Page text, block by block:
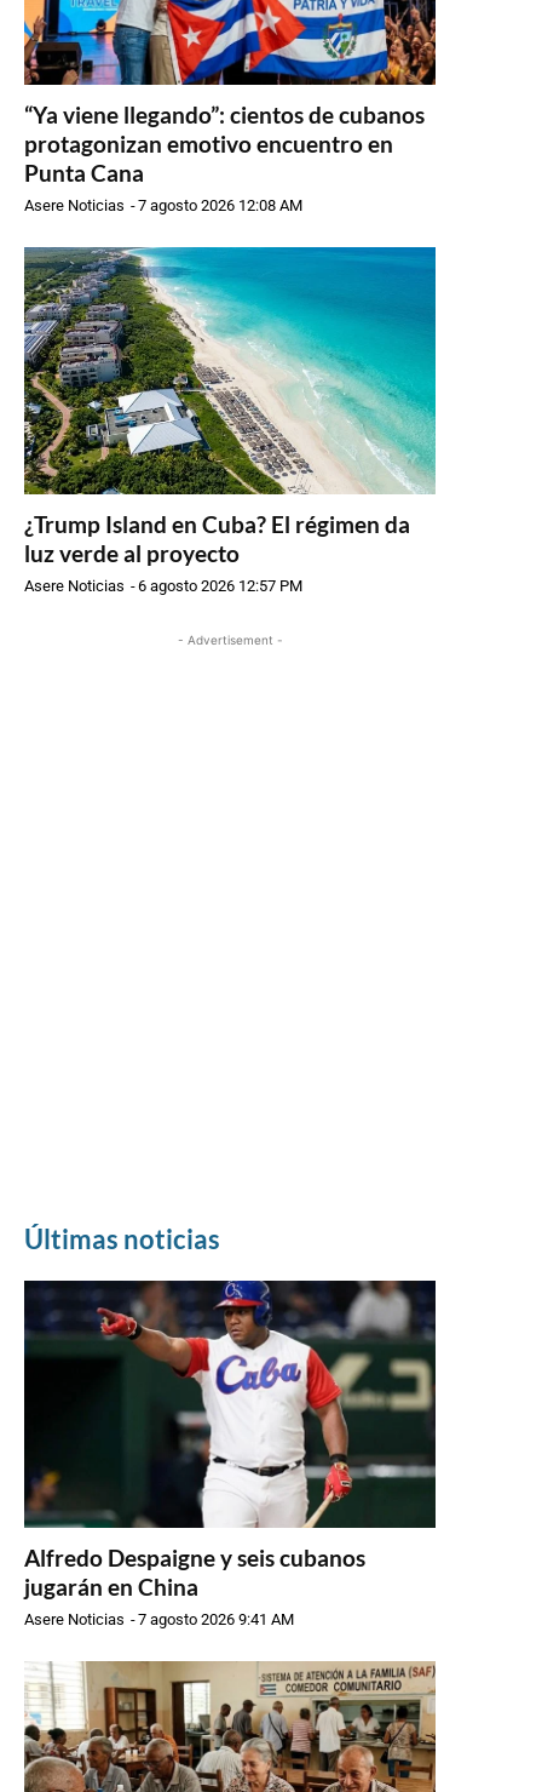
“Ya viene llegando”: cientos de cubanos
protagonizan emotivo encuentro en
Punta Cana
Asere Noticias -7 agosto 2026 12:08 AM
¿Trump Island en Cuba? El régimen da
luz verde al proyecto
Asere Noticias -6 agosto 2026 12:57 PM
- Advertisement -
Últimas noticias
Alfredo Despaigne y seis cubanos
jugarán en China
Asere Noticias -7 agosto 2026 9:41 AM